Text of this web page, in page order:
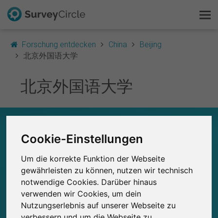
Cookie-Einstellungen
Um die korrekte Funktion der Webseite
gewährleisten zu können, nutzen wir technisch
notwendige Cookies. Darüber hinaus
verwenden wir Cookies, um dein
Nutzungserlebnis auf unserer Webseite zu
Forschung entdecken China
Beijing
北京外国语大学
北京外国语大学
0
Bisher bei SurveyCircle veröffentlichte
Studien
0
Aktuell bei SurveyCircle veröffentlichte
Studien
Das ist SurveyCircle
Forschung entdecken
FAQ
Kostenlos registrieren
Anmelden